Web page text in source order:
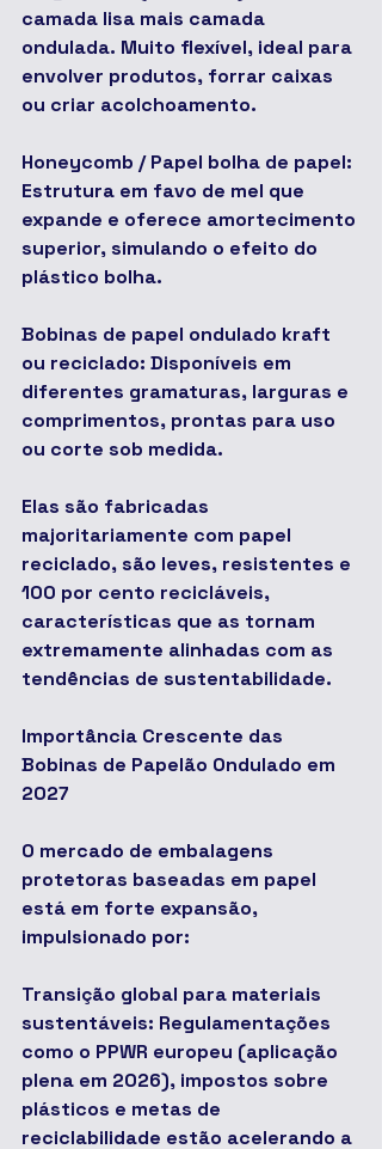
camada lisa mais camada
ondulada. Muito flexível, ideal para
envolver produtos, forrar caixas
ou criar acolchoamento.
Honeycomb / Papel bolha de papel:
Estrutura em favo de mel que
expande e oferece amortecimento
superior, simulando o efeito do
plástico bolha.
Bobinas de papel ondulado kraft
ou reciclado: Disponíveis em
diferentes gramaturas, larguras e
comprimentos, prontas para uso
ou corte sob medida.
Elas são fabricadas
majoritariamente com papel
reciclado, são leves, resistentes e
100 por cento recicláveis,
características que as tornam
extremamente alinhadas com as
tendências de sustentabilidade.
Importância Crescente das
Bobinas de Papelão Ondulado em
2027
O mercado de embalagens
protetoras baseadas em papel
está em forte expansão,
impulsionado por:
Transição global para materiais
sustentáveis: Regulamentações
como o PPWR europeu (aplicação
plena em 2026), impostos sobre
plásticos e metas de
reciclabilidade estão acelerando a